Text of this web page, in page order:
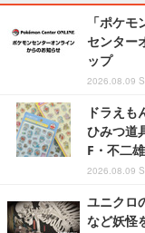
「ポケ
センター
ップ
2026.08.09
ドラえ
ひみつ道
F・不二
2026.08.09
ユニクロ
など妖怪